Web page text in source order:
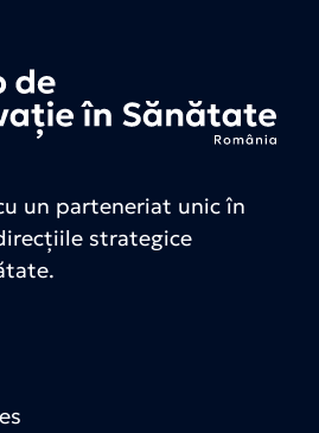
un parteneriat unic în
strategice